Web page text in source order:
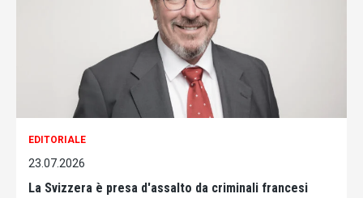
EDITORIALE
23.07.2026
La Svizzera è presa d'assalto da criminali francesi